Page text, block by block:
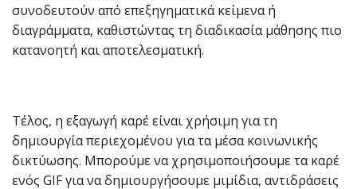
συνοδευτούν από επεξηγηματικά κείμενα ή
διαγράμματα, καθιστώντας τη διαδικασία μάθησης πιο
κατανοητή και αποτελεσματική.
Τέλος, η εξαγωγή καρέ είναι χρήσιμη για τη
δημιουργία περιεχομένου για τα μέσα κοινωνικής
δικτύωσης. Μπορούμε να χρησιμοποιήσουμε τα καρέ
ενός GIF για να δημιουργήσουμε μιμίδια, αντιδράσεις